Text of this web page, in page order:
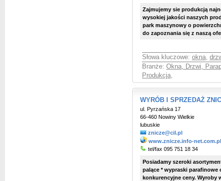
Zajmujemy sie produkcją
wysokiej jakości naszych
park maszynowy o
do zapoznania się z naszą
Słowa kluczowe: okna,
Branże: Okna, Drzwi,
Produkcja,
WYRÓB I SPRZEDAŻ
ul. Pyrzańska 17
66-460 Nowiny Wielkie
lubuskie
znicze@cil.pl
www.znicze.info-net.com.pl
tel/fax 095 751 18 34
Posiadamy szeroki
palące * wypraski parafinowe
konkurencyjne ceny. Wyroby